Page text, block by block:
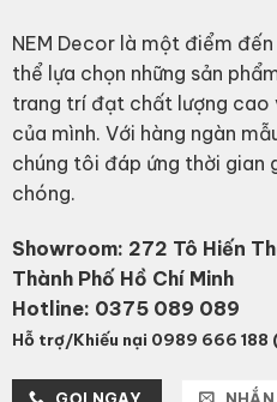
NEM Decor là một điểm
thể lựa chọn những sản
trang trí đạt chất lượng cao
của mình. Với hàng ngàn
chúng tôi đáp ứng thời gian
chóng.
Showroom: 272 Tô Hiến
Thành Phố Hồ Chí Minh
Hotline: 0375 089 089
Hỗ trợ/Khiếu nại 0989 666 188
GỌI NGAY